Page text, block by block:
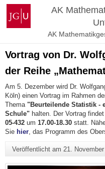
Zum
Inhalt
springen
Johannes
Gutenberg-
Universität
AK
AK
Vortrag von Dr.
der Reihe
Am 5. Dezember wird Dr.
Köln) einen Vortrag im Rahmen
Thema "Beurteilende Statistik -
Schule" halten. Der Vortrag
05-432 um 17.00-18.30 statt.
Sie hier , das Programm des
Veröffentlicht am 21.